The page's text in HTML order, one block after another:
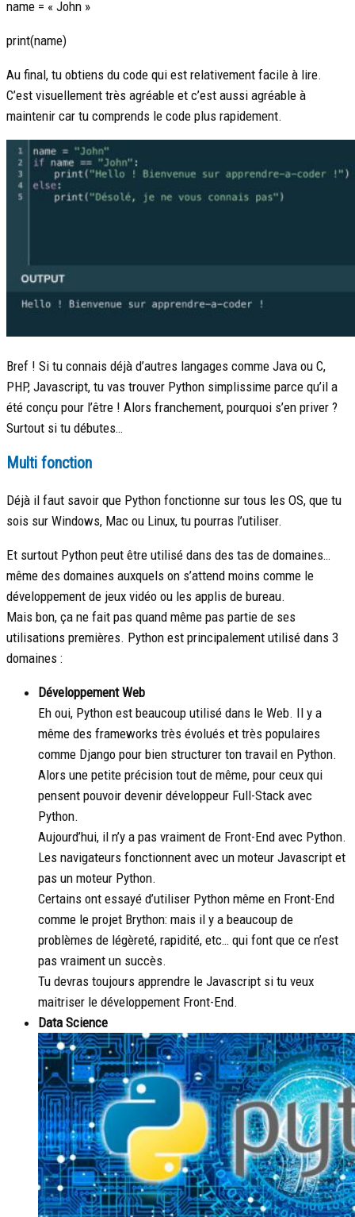
name = « John »
print(name)
Au final, tu obtiens du code qui est relativement facile à lire.
C’est visuellement très agréable et c’est aussi agréable à
maintenir car tu comprends le code plus rapidement.
Bref ! Si tu connais déjà d’autres langages comme Java ou C,
PHP, Javascript, tu vas trouver Python simplissime parce qu’il a
été conçu pour l’être ! Alors franchement, pourquoi s’en priver ?
Surtout si tu débutes…
Multi fonction
Déjà il faut savoir que Python fonctionne sur tous les OS, que tu
sois sur Windows, Mac ou Linux, tu pourras l’utiliser.
Et surtout Python peut être utilisé dans des tas de domaines…
même des domaines auxquels on s’attend moins comme le
développement de jeux vidéo ou les applis de bureau.
Mais bon, ça ne fait pas quand même pas partie de ses
utilisations premières. Python est principalement utilisé dans 3
domaines :
Développement Web
Eh oui, Python est beaucoup utilisé dans le Web. Il y a
même des frameworks très évolués et très populaires
comme Django pour bien structurer ton travail en Python.
Alors une petite précision tout de même, pour ceux qui
pensent pouvoir devenir développeur Full-Stack avec
Python.
Aujourd’hui, il n’y a pas vraiment de Front-End avec Python.
Les navigateurs fonctionnent avec un moteur Javascript et
pas un moteur Python.
Certains ont essayé d’utiliser Python même en Front-End
comme le projet Brython: mais il y a beaucoup de
problèmes de légèreté, rapidité, etc… qui font que ce n’est
pas vraiment un succès.
Tu devras toujours apprendre le Javascript si tu veux
maitriser le développement Front-End.
Data Science